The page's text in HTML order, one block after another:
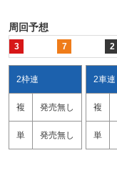
周回予想
3 7 2
2枠連
複 発売無し
単 発売無し
2車連
複
単